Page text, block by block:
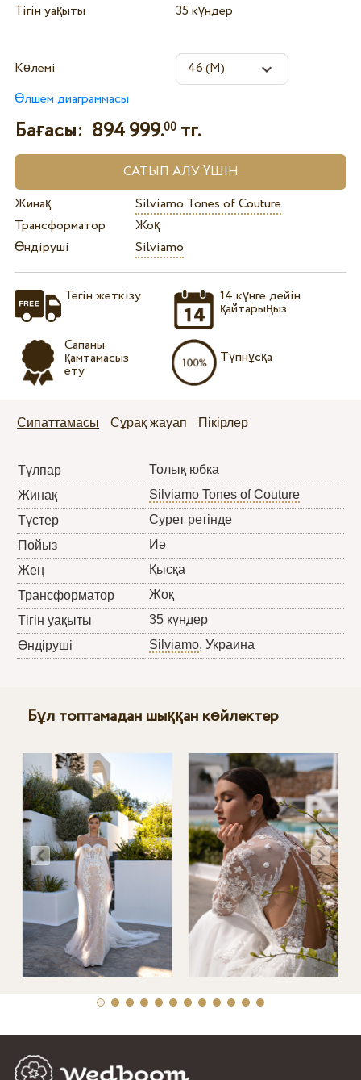
Тігін уақыты
35 күндер
Көлемі
Өлшем диаграммасы
Бағасы: 894 999.00тг.
Жинақ
Silviamo Tones of Couture
Трансформатор
Жоқ
Өндіруші
Silviamo
Тегін жеткізу
Сапаны
қамтамасыз
ету
14 күнге дейін
қайтарыңыз
Түпнұсқа
Сипаттамасы Сұрақ жауап Пікірлер
Тұлпар
Толық юбка
Жинақ
Silviamo Tones of Couture
Түстер
Сурет ретінде
Пойыз
Иә
Жең
Қысқа
Трансформатор
Жоқ
Тігін уақыты
35 күндер
Өндіруші
Silviamo, Украина
Бұл топтамадан шыққан көйлектер